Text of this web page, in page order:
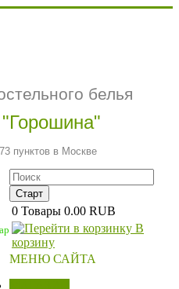
белья
"Горошина"
пунктов в Москве
0 Товары 0.00 RUB
В
корзину
МЕНЮ САЙТА